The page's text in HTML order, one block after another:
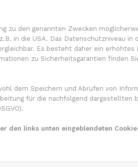
zu den genannten Zwecken
in die USA. Das Datenschutzniveau in
Es besteht daher ein erhöhtes
zu Sicherheitsgarantien finden
dem Speichern und Abrufen von
für die nachfolgend dargestellten
den links unten eingeblendeten